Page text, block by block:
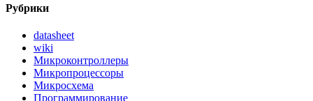
Рубрики
datasheet
wiki
Микроконтроллеры
Микропроцессоры
Микросхема
Программирование